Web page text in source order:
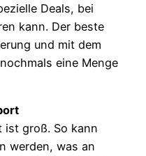
Deals, bei
kann. Der beste
und mit dem
eine Menge
ist groß. So kann
werden, was an